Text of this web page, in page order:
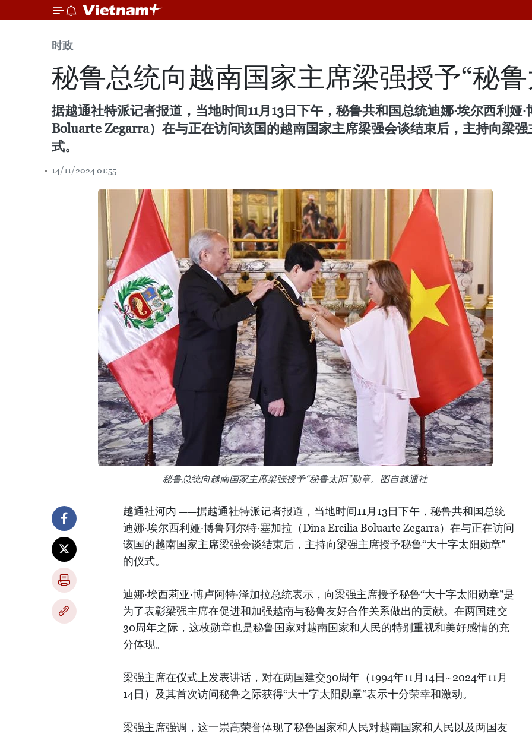
时政
秘鲁总统向越南国家主席梁强授予“秘
据越通社特派记者报道，当地时间11月13日下午，秘鲁共和国总统迪娜·埃尔西利娅
Boluarte Zegarra）在与正在访问该国的越南国家主席梁强会谈结束后，主持向梁
式。
14/11/2024 01:55
秘鲁总统向越南国家主席梁强授予“秘鲁太阳”勋章。图自越通社
越通社河内 ——据越通社特派记者报道，当地时间11月13日下午，秘鲁共和国总统
迪娜·埃尔西利娅·博鲁阿尔特·塞加拉（Dina Ercilia Boluarte Zegarra）在与正在访问
该国的越南国家主席梁强会谈结束后，主持向梁强主席授予秘鲁“大十字太阳勋章”
的仪式。
迪娜·埃西莉亚·博卢阿特·泽加拉总统表示，向梁强主席授予秘鲁“大十字太阳勋章”是
为了表彰梁强主席在促进和加强越南与秘鲁友好合作关系做出的贡献。在两国建交
30周年之际，这枚勋章也是秘鲁国家对越南国家和人民的特别重视和美好感情的充
分体现。
梁强主席在仪式上发表讲话，对在两国建交30周年（1994年11月14日~2024年11月
14日）及其首次访问秘鲁之际获得“大十字太阳勋章”表示十分荣幸和激动。
梁强主席强调，这一崇高荣誉体现了秘鲁国家和人民对越南国家和人民以及两国友